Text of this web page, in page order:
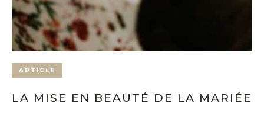
ARTICLE
LA MISE EN BEAUTÉ DE LA MARIÉE